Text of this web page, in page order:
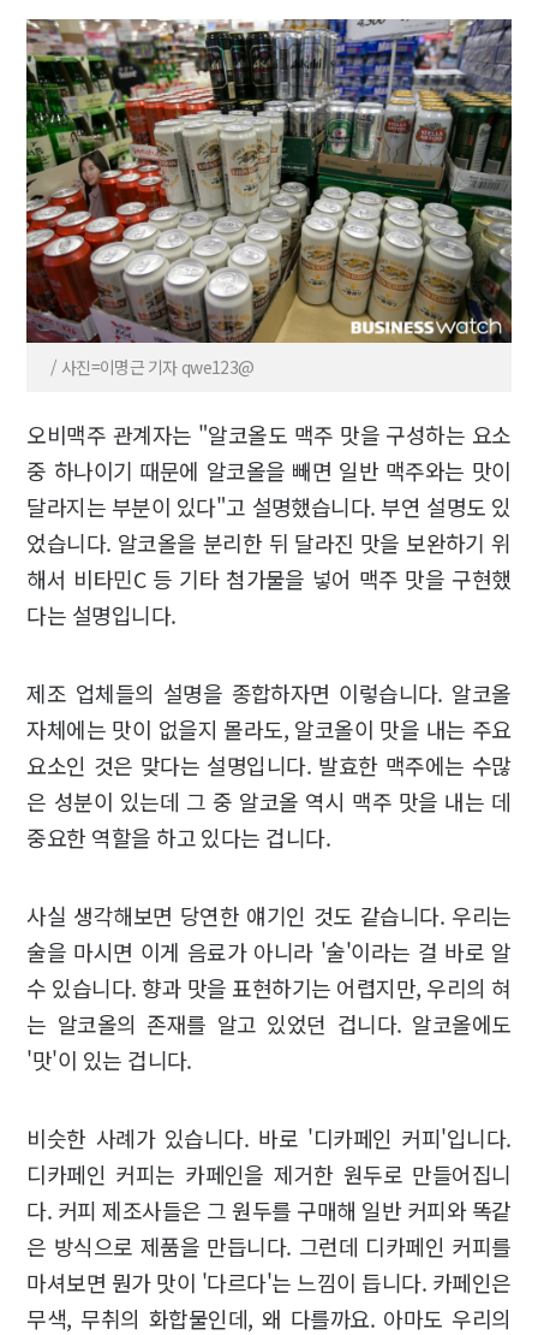
/ 사진=이명근 기자 qwe123@
오비맥주 관계자는 "알코올도 맥주 맛을 구성하는 요소
중 하나이기 때문에 알코올을 빼면 일반 맥주와는 맛이
달라지는 부분이 있다"고 설명했습니다. 부연 설명도 있
었습니다. 알코올을 분리한 뒤 달라진 맛을 보완하기 위
해서 비타민C 등 기타 첨가물을 넣어 맥주 맛을 구현했
다는 설명입니다.
제조 업체들의 설명을 종합하자면 이렇습니다. 알코올
자체에는 맛이 없을지 몰라도, 알코올이 맛을 내는 주요
요소인 것은 맞다는 설명입니다. 발효한 맥주에는 수많
은 성분이 있는데 그 중 알코올 역시 맥주 맛을 내는 데
중요한 역할을 하고 있다는 겁니다.
사실 생각해보면 당연한 얘기인 것도 같습니다. 우리는
술을 마시면 이게 음료가 아니라 '술'이라는 걸 바로 알
수 있습니다. 향과 맛을 표현하기는 어렵지만, 우리의 혀
는 알코올의 존재를 알고 있었던 겁니다. 알코올에도
'맛'이 있는 겁니다.
비슷한 사례가 있습니다. 바로 '디카페인 커피'입니다.
디카페인 커피는 카페인을 제거한 원두로 만들어집니
다. 커피 제조사들은 그 원두를 구매해 일반 커피와 똑같
은 방식으로 제품을 만듭니다. 그런데 디카페인 커피를
마셔보면 뭔가 맛이 '다르다'는 느낌이 듭니다. 카페인은
무색, 무취의 화합물인데, 왜 다를까요. 아마도 우리의